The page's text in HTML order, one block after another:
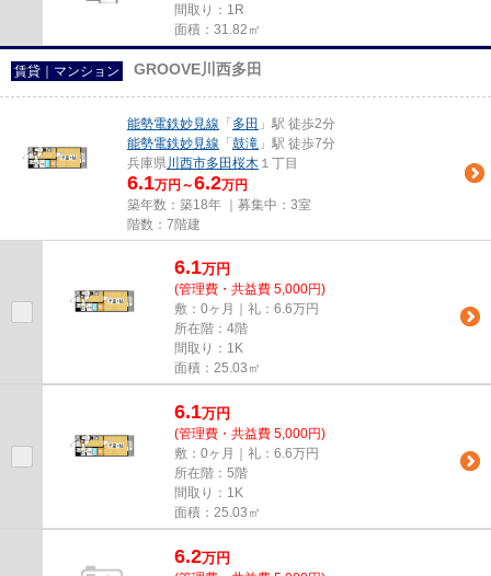
間取り：1R
面積：31.82㎡
賃貸｜マンション GROOVE川西多田
能勢電鉄妙見線 「 多田 」駅 徒歩2分
能勢電鉄妙見線 「 鼓滝 」駅 徒歩7分
兵庫県川西市多田桜木 １丁目
6.1万円～6.2万円
築年数：築18年 ｜募集中： 3室
階数：7階建
6.1万円
(管理費・共益費 5,000円)
敷：0ヶ月｜礼：6.6万円
所在階：4階
間取り：1K
面積：25.03㎡
6.1万円
(管理費・共益費 5,000円)
敷：0ヶ月｜礼：6.6万円
所在階：5階
間取り：1K
面積：25.03㎡
6.2万円